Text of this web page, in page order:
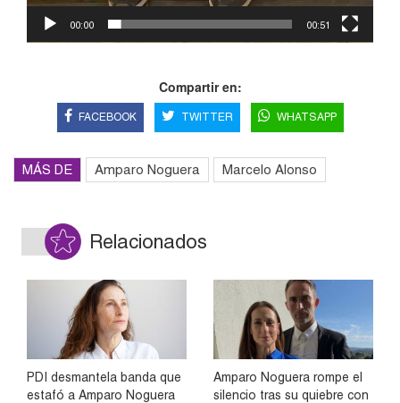
00:00 00:51
Compartir en:
FACEBOOK TWITTER WHATSAPP
MÁS DE Amparo Noguera Marcelo Alonso
Relacionados
PDI desmantela banda que
estafó a Amparo Noguera
Amparo Noguera rompe el
silencio tras su quiebre con